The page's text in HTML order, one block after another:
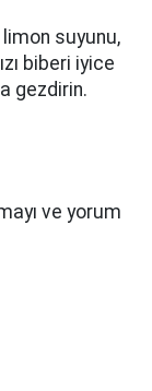
suyunu,
biberi iyice
gezdirin.
ve yorum